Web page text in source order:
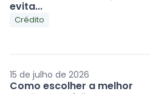
evita...
Crédito
15 de julho de 2026
Como escolher a melhor